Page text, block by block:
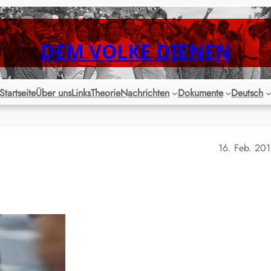
DEM VOLKE DIENEN
StartseiteÜber unsLinksTheorieNachrichten Dokumente Deutsch
16. Feb.